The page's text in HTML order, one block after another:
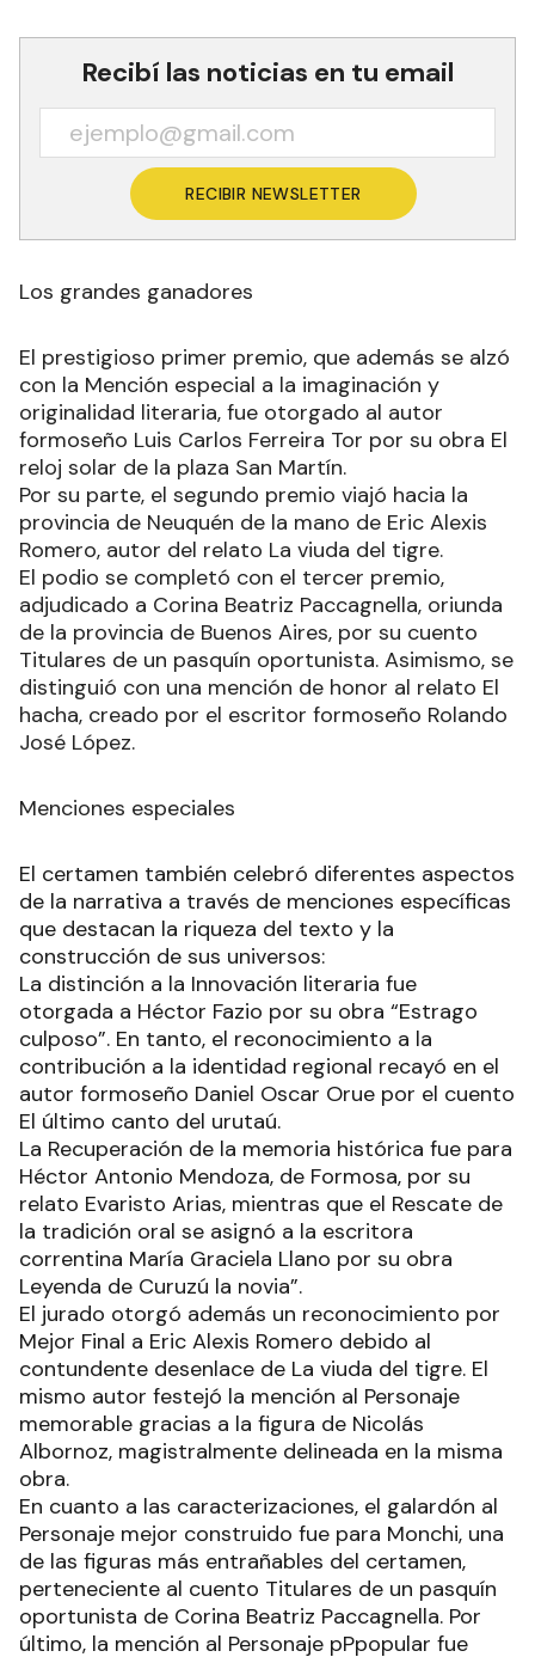
Recibí las noticias en tu email
RECIBIR NEWSLETTER
Los grandes ganadores
El prestigioso primer premio, que además se alzó
con la Mención especial a la imaginación y
originalidad literaria, fue otorgado al autor
formoseño Luis Carlos Ferreira Tor por su obra El
reloj solar de la plaza San Martín.
Por su parte, el segundo premio viajó hacia la
provincia de Neuquén de la mano de Eric Alexis
Romero, autor del relato La viuda del tigre.
El podio se completó con el tercer premio,
adjudicado a Corina Beatriz Paccagnella, oriunda
de la provincia de Buenos Aires, por su cuento
Titulares de un pasquín oportunista. Asimismo, se
distinguió con una mención de honor al relato El
hacha, creado por el escritor formoseño Rolando
José López.
Menciones especiales
El certamen también celebró diferentes aspectos
de la narrativa a través de menciones específicas
que destacan la riqueza del texto y la
construcción de sus universos:
La distinción a la Innovación literaria fue
otorgada a Héctor Fazio por su obra “Estrago
culposo”. En tanto, el reconocimiento a la
contribución a la identidad regional recayó en el
autor formoseño Daniel Oscar Orue por el cuento
El último canto del urutaú.
La Recuperación de la memoria histórica fue para
Héctor Antonio Mendoza, de Formosa, por su
relato Evaristo Arias, mientras que el Rescate de
la tradición oral se asignó a la escritora
correntina María Graciela Llano por su obra
Leyenda de Curuzú la novia”.
El jurado otorgó además un reconocimiento por
Mejor Final a Eric Alexis Romero debido al
contundente desenlace de La viuda del tigre. El
mismo autor festejó la mención al Personaje
memorable gracias a la figura de Nicolás
Albornoz, magistralmente delineada en la misma
obra.
En cuanto a las caracterizaciones, el galardón al
Personaje mejor construido fue para Monchi, una
de las figuras más entrañables del certamen,
perteneciente al cuento Titulares de un pasquín
oportunista de Corina Beatriz Paccagnella. Por
último, la mención al Personaje pPpopular fue